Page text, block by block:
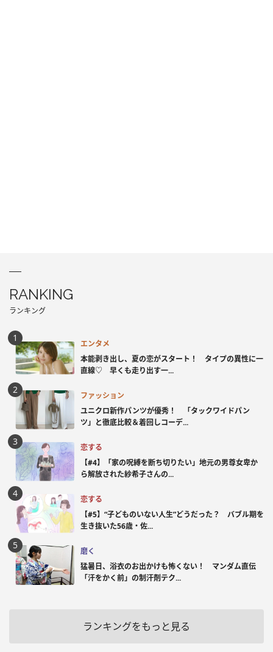
RANKING
ランキング
エンタメ
本能剥き出し、夏の恋がスタート！ タイプの異性に一
直線♡ 早くも走り出す一...
ファッション
ユニクロ新作パンツが優秀！ 「タックワイドパン
ツ」と徹底比較＆着回しコーデ...
恋する
【#4】「家の呪縛を断ち切りたい」地元の男尊女卑か
ら解放された紗希子さんの...
恋する
【#5】“子どものいない人生”どうだった？ バブル期を
生き抜いた56歳・佐...
磨く
猛暑日、浴衣のお出かけも怖くない！ マンダム直伝
「汗をかく前」の制汗剤テク...
ランキングをもっと見る